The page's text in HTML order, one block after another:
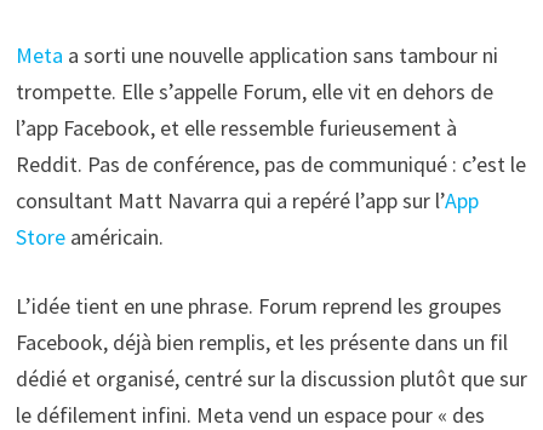
Meta a sorti une nouvelle application sans tambour ni
trompette. Elle s’appelle Forum, elle vit en dehors de
l’app Facebook, et elle ressemble furieusement à
Reddit. Pas de conférence, pas de communiqué : c’est le
consultant Matt Navarra qui a repéré l’app sur l’App
Storeaméricain.
L’idée tient en une phrase. Forum reprend les groupes
Facebook, déjà bien remplis, et les présente dans un fil
dédié et organisé, centré sur la discussion plutôt que sur
le défilement infini. Meta vend un espace pour « des